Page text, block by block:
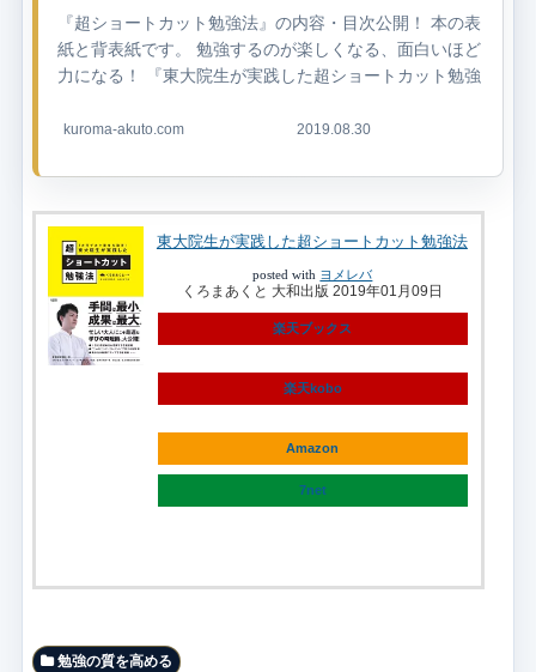
『超ショートカット勉強法』の内容・目次公開！ 本の表
紙と背表紙です。 勉強するのが楽しくなる、面白いほど
力になる！ 『東大院生が実践した超ショートカット勉強
ざいます...
kuroma-akuto.com 2019.08.30
東大院生が実践した超ショートカット勉強法
posted with ヨメレバ
くろまあくと 大和出版 2019年01月09日
楽天ブックス
楽天kobo
Amazon
7net
勉強の質を高める